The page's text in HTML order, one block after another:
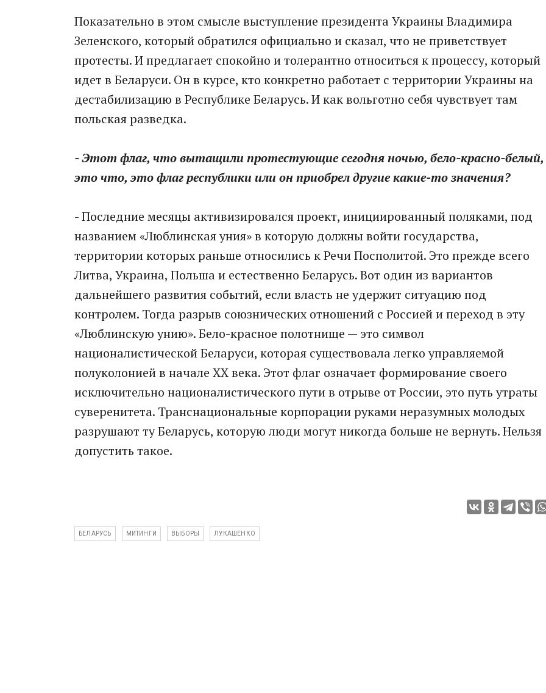
Показательно в этом смысле выступление президента Украины Владимира
Зеленского, который обратился официально и сказал, что не приветствует
протесты. И предлагает спокойно и толерантно относиться к процессу, который
идет в Беларуси. Он в курсе, кто конкретно работает с территории Украины на
дестабилизацию в Республике Беларусь. И как вольготно себя чувствует там
польская разведка.
- Этот флаг, что вытащили протестующие сегодня ночью, бело-красно-белый,
это что, это флаг республики или он приобрел другие какие-то значения?
- Последние месяцы активизировался проект, инициированный поляками, под
названием «Люблинская уния» в которую должны войти государства,
территории которых раньше относились к Речи Посполитой. Это прежде всего
Литва, Украина, Польша и естественно Беларусь. Вот один из вариантов
дальнейшего развития событий, если власть не удержит ситуацию под
контролем. Тогда разрыв союзнических отношений с Россией и переход в эту
«Люблинскую унию». Бело-красное полотнище — это символ
националистической Беларуси, которая существовала легко управляемой
полуколонией в начале XX века. Этот флаг означает формирование своего
исключительно националистического пути в отрыве от России, это путь утраты
суверенитета. Транснациональные корпорации руками неразумных молодых
разрушают ту Беларусь, которую люди могут никогда больше не вернуть. Нельзя
допустить такое.
БЕЛАРУСЬ МИТИНГИ ВЫБОРЫ ЛУКАШЕНКО